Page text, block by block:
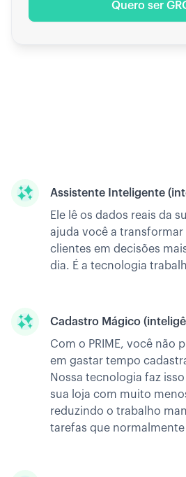
Quero ser
Assistente Inteligente
Ele lê os dados reais da
ajuda você a
clientes em decisões
dia. É a tecnologia
Cadastro Mágico
Com o PRIME, você não
em gastar tempo
Nossa tecnologia faz
sua loja com muito
reduzindo o trabalho
tarefas que